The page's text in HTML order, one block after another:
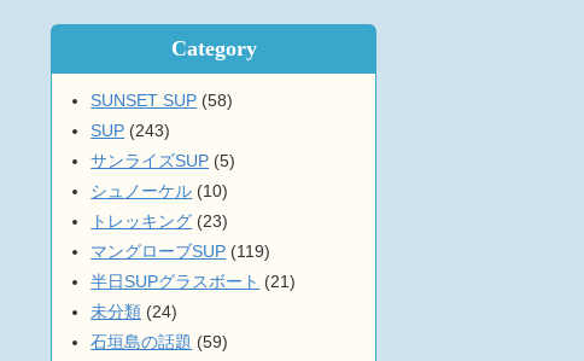
Category
SUNSET SUP (58)
SUP (243)
サンライズSUP (5)
シュノーケル (10)
トレッキング (23)
マングローブSUP (119)
半日SUPグラスボート (21)
未分類 (24)
石垣島の話題 (59)